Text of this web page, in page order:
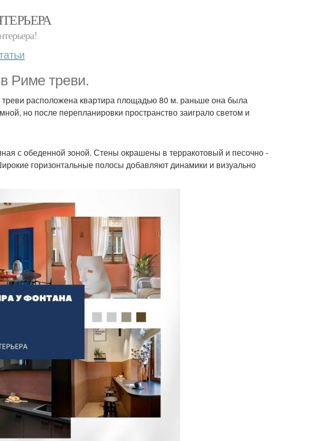
Риме треви.
треви расположена квартира площадью 80 м. раньше она была
но после перепланировки пространство заиграло светом и
с обеденной зоной. Стены окрашены в терракотовый и песочно -
горизонтальные полосы добавляют динамики и визуально